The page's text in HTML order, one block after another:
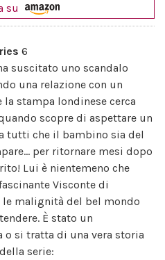
su
6
suscitato uno scandalo
una relazione con un
stampa londinese cerca
scopre di aspettare un
tutti che il bambino sia del
per ritornare mesi dopo
Lui è nientemeno che
Visconte di
le malignità del bel mondo
È stato un
si tratta di una vera storia
serie: